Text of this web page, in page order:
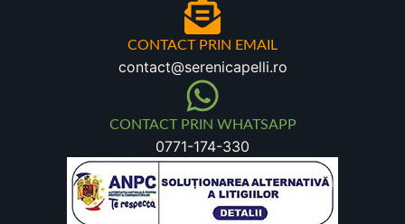
CONTACT PRIN EMAIL
contact@serenicapelli.ro
CONTACT PRIN WHATSAPP
0771-174-330